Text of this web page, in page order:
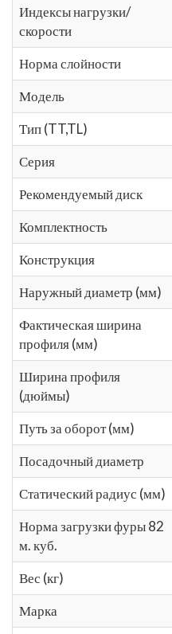
Индексы нагрузки/
скорости
Норма слойности
Модель
Тип (TT,TL)
Серия
Рекомендуемый диск
Комплектность
Конструкция
Наружный диаметр (мм)
Фактическая ширина
профиля (мм)
Ширина профиля
(дюймы)
Путь за оборот (мм)
Посадочный диаметр
Статический радиус (мм)
Норма загрузки фуры 82
м. куб.
Вес (кг)
Марка